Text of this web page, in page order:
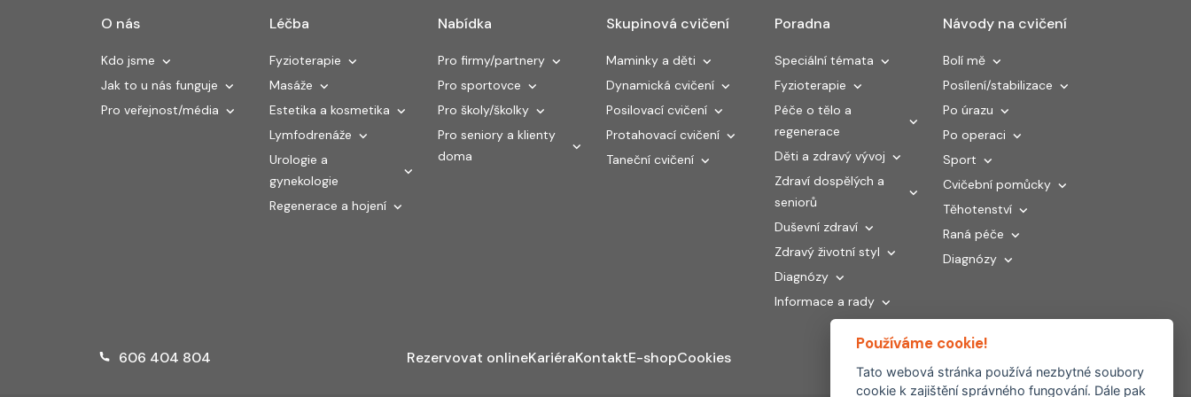
O nás
Kdo jsme
Jak to u nás funguje
Pro veřejnost/média
Léčba
Fyzioterapie
Masáže
Estetika a kosmetika
Lymfodrenáže
Urologie a
gynekologie
Regenerace a hojení
Nabídka
Pro firmy/partnery
Pro sportovce
Pro školy/školky
Pro seniory a klienty
doma
Skupinová cvičení
Maminky a děti
Dynamická cvičení
Posilovací cvičení
Protahovací cvičení
Taneční cvičení
Poradna
Speciální témata
Fyzioterapie
Péče o tělo a
regenerace
Děti a zdravý vývoj
Zdraví dospělých a
seniorů
Duševní zdraví
Zdravý životní styl
Diagnózy
Informace a rady
Návody na cvičení
Bolí mě
Posílení/stabilizace
Po úrazu
Po operaci
Sport
Cvičební pomůcky
Těhotenství
Raná péče
Diagnózy
606 404 804 Rezervovat onlineKariéraKontaktE-shopCookies
Používáme cookie!
Tato webová stránka používá nezbytné soubory
cookie k zajištění správného fungování. Dále pak